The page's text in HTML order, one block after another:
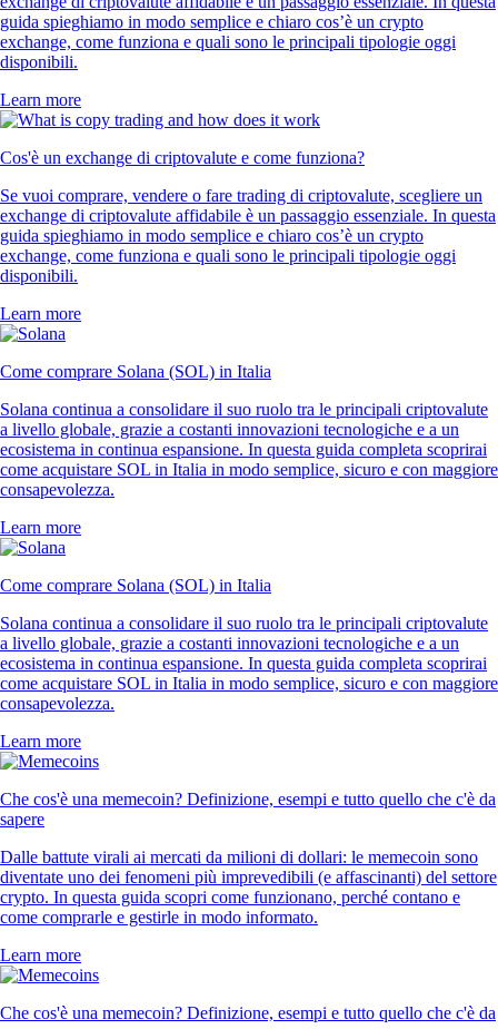
RVN$0.003069-0.55%
POL$ 0.064806-0.46%
UNI$3.45-1.05%
Cosa diconi i nostri clienti
4.7
320k Reviews
4.5
660k Reviews
«Nuovo nel mondo crypto, ho ceduto dopo l'ennesima pubblicità. Mi
piace: l'app è intuitiva, chiara e la registrazione è stata semplicissima».
-Utente verificato